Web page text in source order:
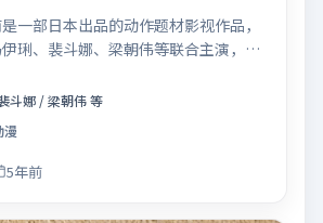
一部日本出品的动作题材影视作品，
琍、裴斗娜、梁朝伟等联合主演，于
在院线首映。影片围绕「爱的迟疑与
展开叙事，镜头语言克制而富有张
，人物弧光完整；配乐与场面调度强
体验，亦留有可供解读的细节空间，
叙事与人物关系的观众观看与收藏。
斗娜 / 梁朝伟 等
漫
5年前